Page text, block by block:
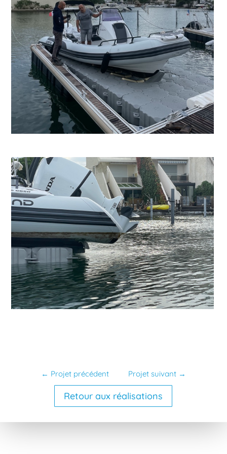
← Projet précédent Projet suivant →
Retour aux réalisations